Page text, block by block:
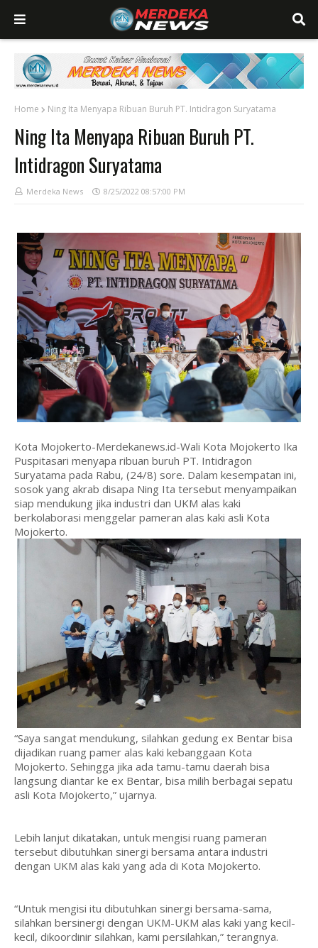
Home Ning Ita Menyapa Ribuan Buruh PT. Intidragon Suryatama
Ning Ita Menyapa Ribuan Buruh PT.
Intidragon Suryatama
Merdeka News 8/25/2022 08:57:00 PM
Kota Mojokerto-Merdekanews.id-Wali Kota Mojokerto Ika
Puspitasari menyapa ribuan buruh PT. Intidragon
Suryatama pada Rabu, (24/8) sore. Dalam kesempatan ini,
sosok yang akrab disapa Ning Ita tersebut menyampaikan
siap mendukung jika industri dan UKM alas kaki
berkolaborasi menggelar pameran alas kaki asli Kota
Mojokerto.
“Saya sangat mendukung, silahkan gedung ex Bentar bisa
dijadikan ruang pamer alas kaki kebanggaan Kota
Mojokerto. Sehingga jika ada tamu-tamu daerah bisa
langsung diantar ke ex Bentar, bisa milih berbagai sepatu
asli Kota Mojokerto,” ujarnya.
Lebih lanjut dikatakan, untuk mengisi ruang pameran
tersebut dibutuhkan sinergi bersama antara industri
dengan UKM alas kaki yang ada di Kota Mojokerto.
“Untuk mengisi itu dibutuhkan sinergi bersama-sama,
silahkan bersinergi dengan UKM-UKM alas kaki yang kecil-
kecil, dikoordinir silahkan, kami persilahkan,” terangnya.